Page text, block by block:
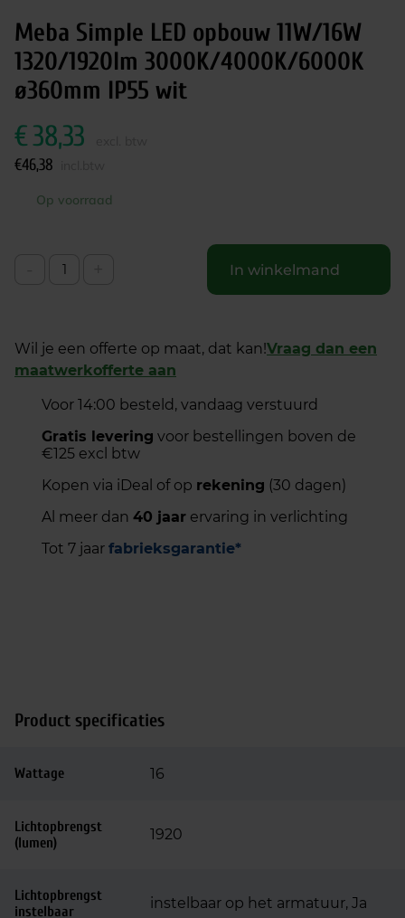
Meba Simple LED opbouw 11W/16W
1320/1920lm 3000K/4000K/6000K
ø360mm IP55 wit
€38,33
€46,38
Op voorraad
In winkelmand
Wil je een offerte op maat, dat kan!Vraag dan een
maatwerkofferte aan
Voor 14:00 besteld, vandaag verstuurd
Gratis levering voor bestellingen boven de
€125 excl btw
Kopen via iDeal of op rekening (30 dagen)
Al meer dan 40 jaar ervaring in verlichting
Tot 7 jaar fabrieksgarantie*
Product specificaties
Wattage 16
Lichtopbrengst
(lumen)
1920
Lichtopbrengst
instelbaar
instelbaar op het armatuur, Ja